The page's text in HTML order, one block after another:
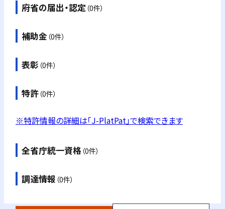
府省の届出・認定 （0件）
補助金 （0件）
表彰 （0件）
特許（0件）
※特許情報の詳細は「J-PlatPat」で検索できます
全省庁統一資格（0件）
調達情報 （0件）